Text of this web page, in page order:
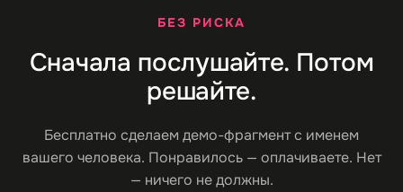
БЕЗ РИСКА
Сначала послушайте. Потом
решайте.
Бесплатно сделаем демо-фрагмент с именем
вашего человека. Понравилось — оплачиваете. Нет
— ничего не должны.